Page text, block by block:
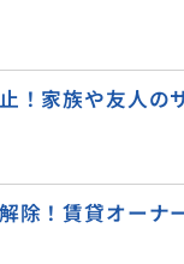
！家族や友人の
除！賃貸オーナ